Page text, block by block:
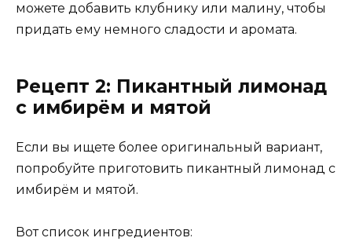
можете добавить клубнику или малину, чтобы
придать ему немного сладости и аромата.
Рецепт 2: Пикантный лимонад
с имбирём и мятой
Если вы ищете более оригинальный вариант,
попробуйте приготовить пикантный лимонад с
имбирём и мятой.
Вот список ингредиентов: